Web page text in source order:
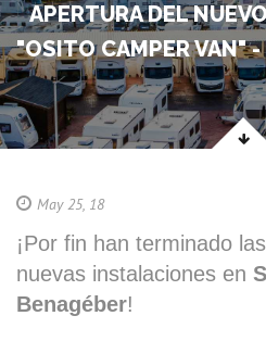
APERTURA DEL
"OSITO CAMPER VAN"
May 25, 18
¡Por fin han terminado
nuevas instalaciones en
Benagéber!